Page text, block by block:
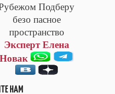
Подберу
безо пасное
пространство
Эксперт Елена
Новак
НАМ